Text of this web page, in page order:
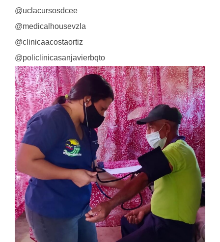
@uclacursosdcee
@medicalhousevzla
@clinicaacostaortiz
@policlinicasanjavierbqto